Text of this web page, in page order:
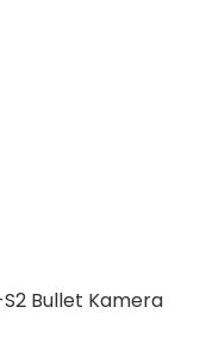
Bullet Kamera